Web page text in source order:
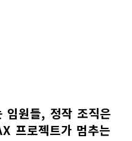
원들, 정작 조직은
프로젝트가 멈추는